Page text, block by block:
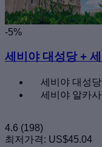
-5%
세비야 대성당 +
세비야 대성
세비야 알카
4.6 (198)
최저가격: US$45.04